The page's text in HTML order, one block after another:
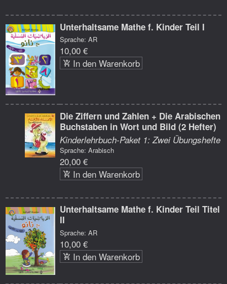
Unterhaltsame Mathe f. Kinder Teil I
Sprache: AR
10,00 €
In den Warenkorb
Die Ziffern und Zahlen + Die Arabischen
Buchstaben in Wort und Bild (2 Hefter)
Kinderlehrbuch-Paket 1: Zwei Übungshefte
Sprache: Arabisch
20,00 €
In den Warenkorb
Unterhaltsame Mathe f. Kinder Teil Titel
II
Sprache: AR
10,00 €
In den Warenkorb